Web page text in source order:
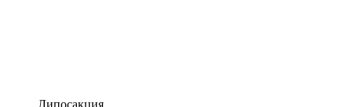
Липосакция